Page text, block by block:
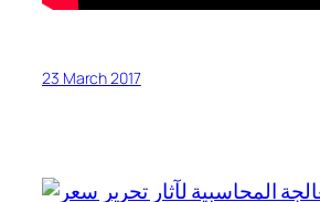
23 March 2017